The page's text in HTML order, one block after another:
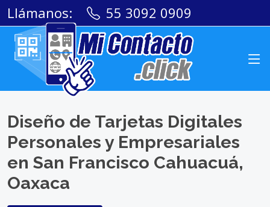
Llámanos: 55 3092 0909
Diseño de Tarjetas Digitales
Personales y Empresariales
en San Francisco Cahuacuá,
Oaxaca